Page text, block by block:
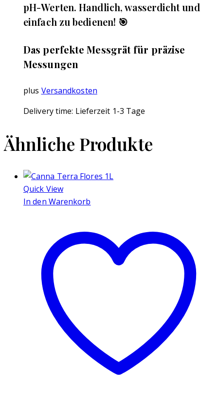
pH-Werten. Handlich, wasserdicht und
einfach zu bedienen! 🎯
Das perfekte Messgrät für präzise
Messungen
plus Versandkosten
Delivery time: Lieferzeit 1-3 Tage
Ähnliche Produkte
Quick View
In den Warenkorb